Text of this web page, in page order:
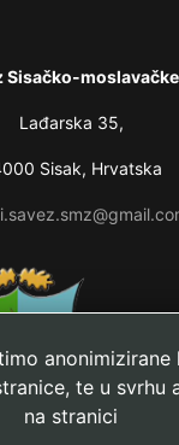
Sisačko-
Lađarska 35,
Sisak, Hrvatska
anonimizirane
te u svrhu
na stranici